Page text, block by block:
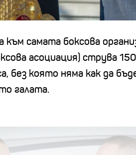
към самата боксова
асоциация) струва
без която няма как да
галата.